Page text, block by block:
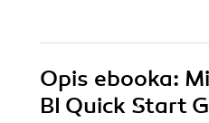
Opis ebooka:
BI Quick Start